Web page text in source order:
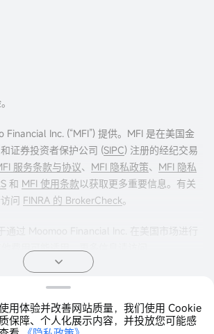
用体验并改善网站质量，我们使用 Cookie
保障、个人化展示内容，并投放您可能感
Inc. (“MFI”) 提供。MFI 是在美国金
证券投资者保护公司 (SIPC) 注册的经纪交易
服务条款与协议、 MFI 隐私政策、 MFI 隐私
和 MFI 使用条款以获取更多重要信息。有关
问 FINRA 的 BrokerCheck。
通过 Moomoo Financial Inc. 在美国市场进行
费用可能适用。更多信息请访问
。
《标准化期权的特征与风险》非常重要。期
可能在相对较短的时间内导致损失全部投
Technologies Inc. 版权所有